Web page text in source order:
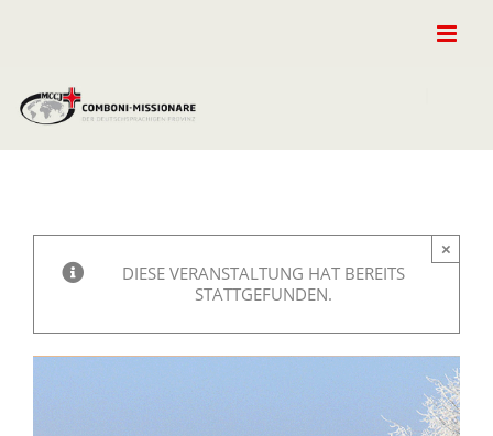
DIESE VERANSTALTUNG HAT BEREITS
STATTGEFUNDEN.
×